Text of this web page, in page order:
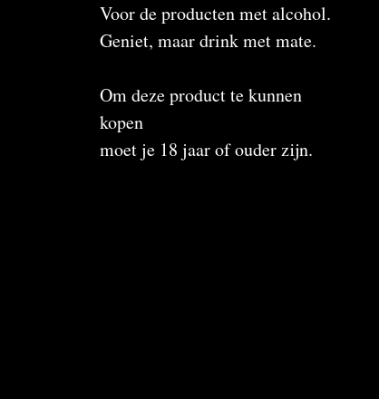
Voor de producten met alcohol.
Geniet, maar drink met mate.
Om deze product te kunnen
kopen
moet je 18 jaar of ouder zijn.